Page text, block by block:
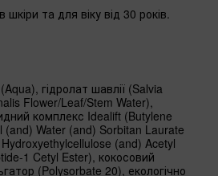
шкіри та для віку від 30 років.
гідролат шавлії (Salvia
Flower/Leaf/Stem Water),
комплекс Idealift (Butylene
(and) Water (and) Sorbitan Laurate
(and) Acetyl
1 Cetyl Ester), кокосовий
(Polysorbate 20), екологічно